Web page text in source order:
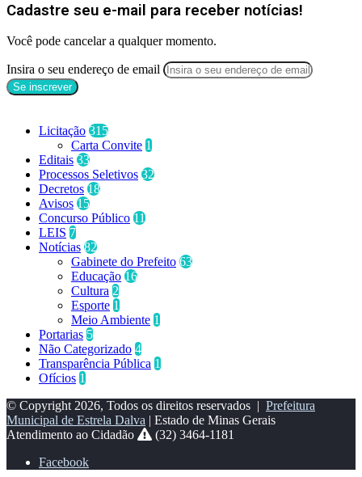
Cadastre seu e-mail para receber notícias!
Você pode cancelar a qualquer momento.
Insira o seu endereço de email
Licitação 315
Carta Convite 1
Editais 33
Processos Seletivos 32
Decretos 18
Avisos 15
Concurso Público 11
LEIS 7
Notícias 82
Gabinete do Prefeito 63
Educação 16
Cultura 2
Esporte 1
Meio Ambiente 1
Portarias 5
Não Categorizado 4
Transparência Pública 1
Ofícios 1
© Copyright 2026, Todos os direitos reservados | Prefeitura
Municipal de Estrela Dalva | Estado de Minas Gerais
Atendimento ao Cidadão
(32) 3464-1181
Facebook